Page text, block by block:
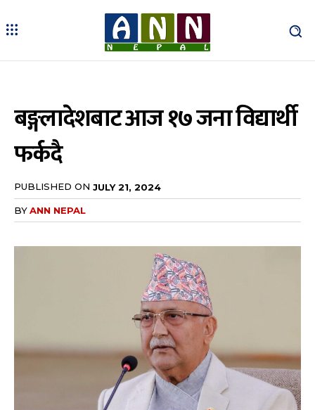
बङ्गलादेशबाट आज १७ जना विद्यार्थी
फर्कदै
PUBLISHED ON JULY 21, 2024
BYANN NEPAL